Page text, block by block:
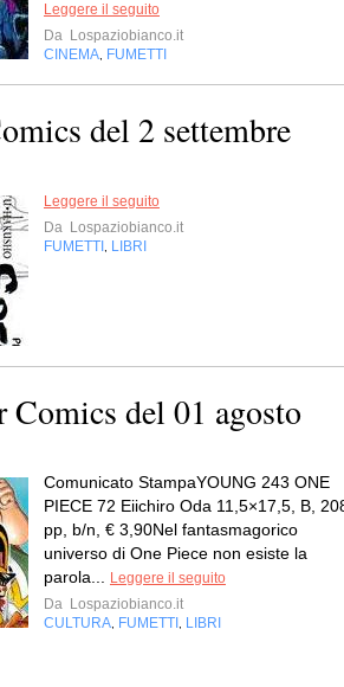
Leggere il seguito
Da Lospaziobianco.it
CINEMA FUMETTI
del 2 settembre
Leggere il seguito
Da Lospaziobianco.it
FUMETTI
LIBRI
Comics del 01 agosto
Comunicato StampaYOUNG 243 ONE
PIECE 72 Eiichiro Oda 11,5×17,5, B,
pp, b/n, € 3,90Nel fantasmagorico
universo di One Piece non esiste la
parola...
Leggere il seguito
Da Lospaziobianco.it
CULTURA FUMETTI LIBRI